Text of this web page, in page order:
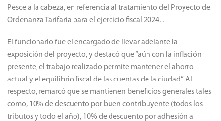
Pesce a la cabeza, en referencia al tratamiento del Proyecto de
Ordenanza Tarifaria para el ejercicio fiscal 2024. .
El funcionario fue el encargado de llevar adelante la
exposición del proyecto, y destacó que “aún con la inflación
presente, el trabajo realizado permite mantener el ahorro
actual y el equilibrio fiscal de las cuentas de la ciudad”.Al
respecto, remarcó que se mantienen beneficios generales tales
como, 10% de descuento por buen contribuyente (todos los
tributos y todo el año), 10% de descuento por adhesión a